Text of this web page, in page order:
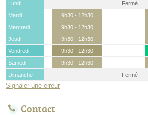
Lundi
Fermé
Mardi
9h30 - 12h30
Mercredi
9h30 - 12h30
Jeudi
9h30 - 12h30
Vendredi
9h30 - 12h30
Samedi
9h30 - 12h30
Dimanche
Fermé
Signaler une erreur
Contact